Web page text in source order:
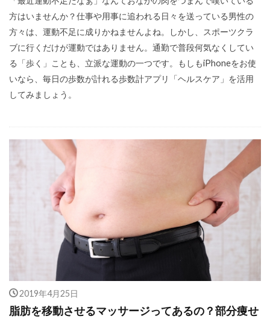
方はいませんか？仕事や用事に追われる日々を送っている男性の
方々は、運動不足に成りかねませんよね。しかし、スポーツクラ
ブに行くだけが運動ではありません。通勤で普段何気なくしてい
る「歩く」ことも、立派な運動の一つです。もしもiPhoneをお使
いなら、毎日の歩数が計れる歩数計アプリ「ヘルスケア」を活用
してみましょう。
2019年4月25日
脂肪を移動させるマッサージってあるの？部分痩せ